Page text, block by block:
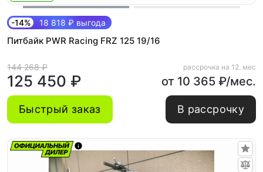
-14% 18 818 ₽ выгода
Питбайк PWR Racing FRZ 125 19/16
144 268 ₽
125 450 ₽
рассрочка на 12. мес
от 10 365 ₽/мес.
Быстрый заказ В рассрочку